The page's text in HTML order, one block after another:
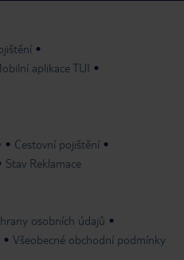
aplikace TUI
Cestovní pojištění
Stav Reklamace
osobních údajů
Všeobecné obchodní podmínky